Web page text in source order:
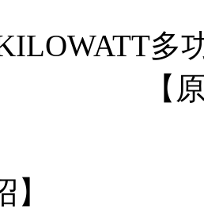
多
【